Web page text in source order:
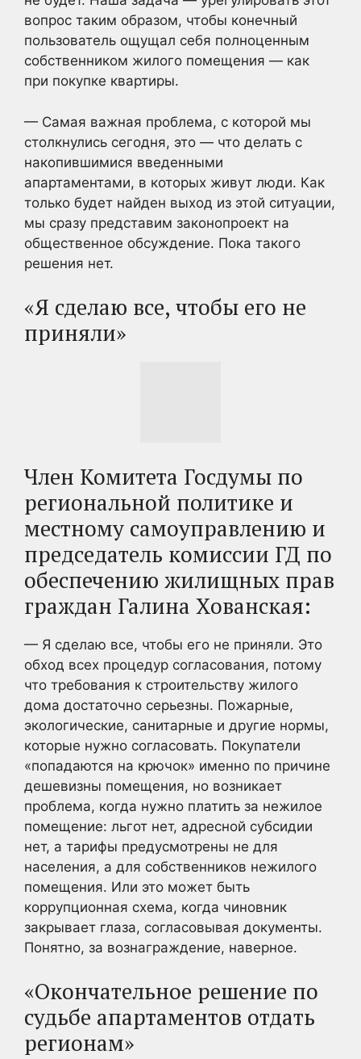
вопрос таким образом, чтобы конечный
пользователь ощущал себя полноценным
собственником жилого помещения — как
при покупке квартиры.
— Самая важная проблема, с которой мы
столкнулись сегодня, это — что делать с
накопившимися введенными
апартаментами, в которых живут люди. Как
только будет найден выход из этой ситуации,
мы сразу представим законопроект на
общественное обсуждение. Пока такого
решения нет.
«Я сделаю все, чтобы его не
приняли»
Член Комитета Госдумы по
региональной политике и
местному самоуправлению и
председатель комиссии ГД по
обеспечению жилищных прав
граждан Галина Хованская:
— Я сделаю все, чтобы его не приняли. Это
обход всех процедур согласования, потому
что требования к строительству жилого
дома достаточно серьезны. Пожарные,
экологические, санитарные и другие нормы,
которые нужно согласовать. Покупатели
«попадаются на крючок» именно по причине
дешевизны помещения, но возникает
проблема, когда нужно платить за нежилое
помещение: льгот нет, адресной субсидии
нет, а тарифы предусмотрены не для
населения, а для собственников нежилого
помещения. Или это может быть
коррупционная схема, когда чиновник
закрывает глаза, согласовывая документы.
Понятно, за вознаграждение, наверное.
«Окончательное решение по
судьбе апартаментов отдать
регионам»